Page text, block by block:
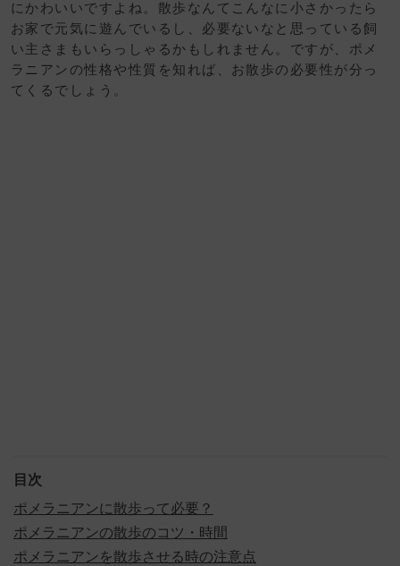
にかわいいですよね。散歩なんてこんなに小さかったら
お家で元気に遊んでいるし、必要ないなと思っている飼
い主さまもいらっしゃるかもしれません。ですが、ポメ
ラニアンの性格や性質を知れば、お散歩の必要性が分っ
てくるでしょう。
目次
ポメラニアンに散歩って必要？
ポメラニアンの散歩のコツ・時間
ポメラニアンを散歩させる時の注意点